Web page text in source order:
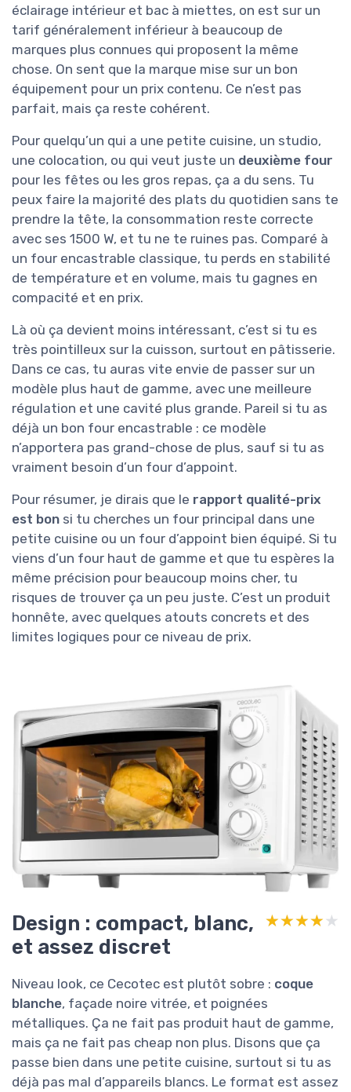
éclairage intérieur et bac à miettes, on est sur un
tarif généralement inférieur à beaucoup de
marques plus connues qui proposent la même
chose. On sent que la marque mise sur un bon
équipement pour un prix contenu. Ce n’est pas
parfait, mais ça reste cohérent.
Pour quelqu’un qui a une petite cuisine, un studio,
une colocation, ou qui veut juste un deuxième four
pour les fêtes ou les gros repas, ça a du sens. Tu
peux faire la majorité des plats du quotidien sans te
prendre la tête, la consommation reste correcte
avec ses 1500 W, et tu ne te ruines pas. Comparé à
un four encastrable classique, tu perds en stabilité
de température et en volume, mais tu gagnes en
compacité et en prix.
Là où ça devient moins intéressant, c’est si tu es
très pointilleux sur la cuisson, surtout en pâtisserie.
Dans ce cas, tu auras vite envie de passer sur un
modèle plus haut de gamme, avec une meilleure
régulation et une cavité plus grande. Pareil si tu as
déjà un bon four encastrable : ce modèle
n’apportera pas grand-chose de plus, sauf si tu as
vraiment besoin d’un four d’appoint.
Pour résumer, je dirais que le rapport qualité-prix
est bon si tu cherches un four principal dans une
petite cuisine ou un four d’appoint bien équipé. Si tu
viens d’un four haut de gamme et que tu espères la
même précision pour beaucoup moins cher, tu
risques de trouver ça un peu juste. C’est un produit
honnête, avec quelques atouts concrets et des
limites logiques pour ce niveau de prix.
Design : compact, blanc,
et assez discret
★★★★★
★★★★★
Niveau look, ce Cecotec est plutôt sobre : coque
blanche, façade noire vitrée, et poignées
métalliques. Ça ne fait pas produit haut de gamme,
mais ça ne fait pas cheap non plus. Disons que ça
passe bien dans une petite cuisine, surtout si tu as
déjà pas mal d’appareils blancs. Le format est assez